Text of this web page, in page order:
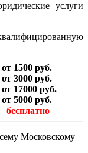
услуги
от 1500 руб.
от 3000 руб.
от 17000 руб.
от 5000 руб.
бесплатно
Московскому